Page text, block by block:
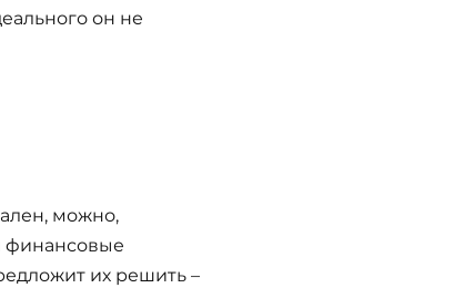
он не
можно,
финансовые
их решить –